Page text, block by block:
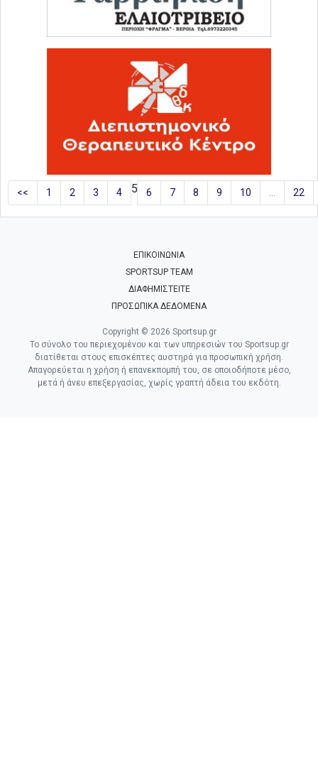
<< 1 2 3 4 5 6 7 8 9 10 22
ΕΠΙΚΟΙΝΩΝΙΑ
SPORTSUP TEAM
ΔΙΑΦΗΜΙΣΤΕΙΤΕ
ΠΡΟΣΩΠΙΚΑ ΔΕΔΟΜΕΝΑ
Copyright © 2026 Sportsup.gr
Το σύνολο του περιεχομένου και των υπηρεσιών του Sportsup.gr
διατίθεται στους επισκέπτες αυστηρά για προσωπική χρήση.
Απαγορεύεται η χρήση ή επανεκπομπή του, σε οποιοδήποτε μέσο,
μετά ή άνευ επεξεργασίας, χωρίς γραπτή άδεια του εκδότη.